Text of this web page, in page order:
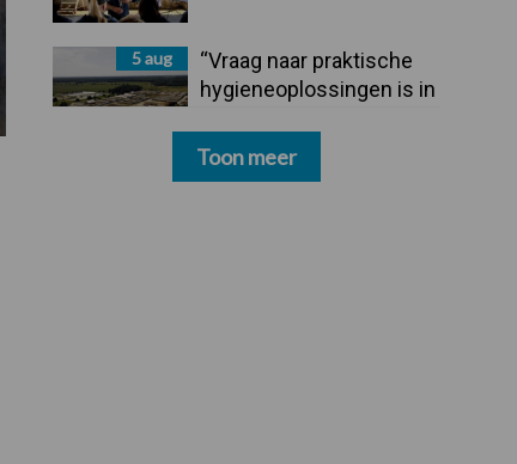
5 aug
“Vraag naar praktische
hygieneoplossingen is in
Toon meer